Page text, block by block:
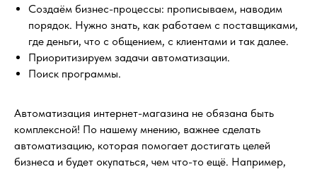
Создаём бизнес-процессы: прописываем, наводим
порядок. Нужно знать, как работаем с поставщиками,
где деньги, что с общением, с клиентами и так далее.
Приоритизируем задачи автоматизации.
Поиск программы.
Автоматизация интернет-магазина не обязана быть
комплексной! По нашему мнению, важнее сделать
автоматизацию, которая помогает достигать целей
бизнеса и будет окупаться, чем что-то ещё. Например,